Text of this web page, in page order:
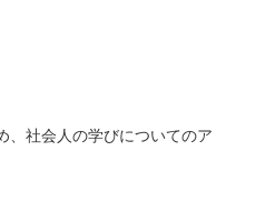
、社会人の学びについてのア